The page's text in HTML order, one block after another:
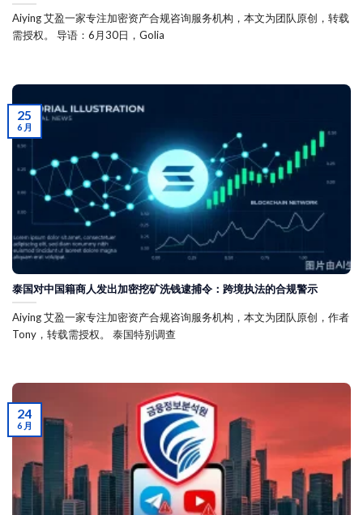
Aiying 艾盈一家专注加密资产合规咨询服务机构，本文为团队原创，转载
需授权。 导语：6月30日，Golia
泰国对中国籍商人发出加密挖矿洗钱逮捕令：跨境执法的合规警示
Aiying 艾盈一家专注加密资产合规咨询服务机构，本文为团队原创，作者
Tony，转载需授权。 泰国特别调查
25
6 月
24
6 月